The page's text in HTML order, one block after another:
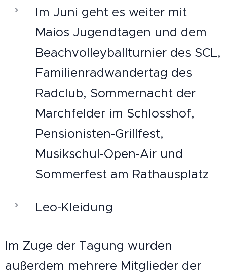
Im Juni geht es weiter mit
Maios Jugendtagen und dem
Beachvolleyballturnier des SCL,
Familienradwandertag des
Radclub, Sommernacht der
Marchfelder im Schlosshof,
Pensionisten-Grillfest,
Musikschul-Open-Air und
Sommerfest am Rathausplatz
Leo-Kleidung
Im Zuge der Tagung wurden
außerdem mehrere Mitglieder der